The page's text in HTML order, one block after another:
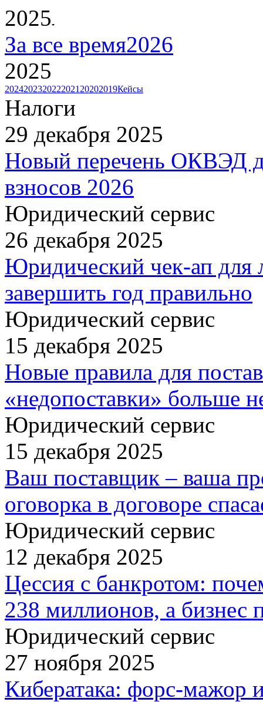
2025
За все время2026
2025
2024202320222021 20202019Кейсы
Налоги
29 декабря 2025
Новый перечень ОКВЭД
взносов 2026
Юридический сервис
26 декабря 2025
Юридический чек-ап
завершить год правильно
Юридический сервис
15 декабря 2025
Новые правила для
«недопоставки» больше
Юридический сервис
15 декабря 2025
Ваш поставщик – ваша
оговорка в договоре
Юридический сервис
12 декабря 2025
Цессия с банкротом:
238 миллионов, а бизнес
Юридический сервис
27 ноября 2025
Кибератака: форс-мажор